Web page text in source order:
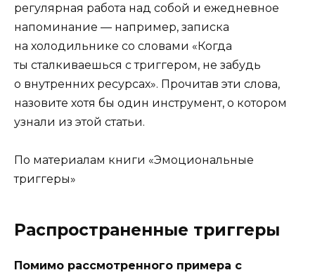
регулярная работа над собой и ежедневное
напоминание — например, записка
на холодильнике со словами «Когда
ты сталкиваешься с триггером, не забудь
о внутренних ресурсах». Прочитав эти слова,
назовите хотя бы один инструмент, о котором
узнали из этой статьи.
По материалам книги «Эмоциональные
триггеры»
Распространенные триггеры
Помимо рассмотренного примера с